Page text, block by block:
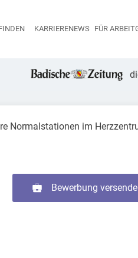
Haupt-Navigation
KARRIERENEWS FÜR
Normalstationen im
Bewerbung